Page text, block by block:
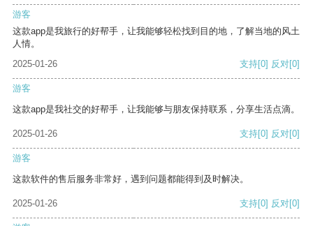
游客
这款app是我旅行的好帮手，让我能够轻松找到目的地，了解当地的风土
人情。
2025-01-26
支持[0] 反对[0]
游客
这款app是我社交的好帮手，让我能够与朋友保持联系，分享生活点滴。
2025-01-26 支持[0] 反对[0]
游客
这款软件的售后服务非常好，遇到问题都能得到及时解决。
2025-01-26 支持[0] 反对[0]